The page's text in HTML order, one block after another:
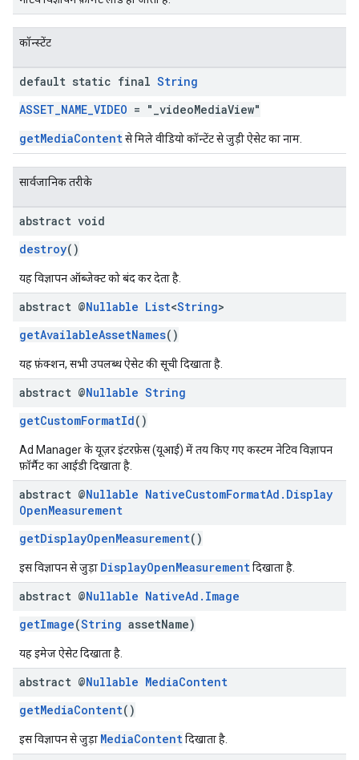
कॉन्स्टेंट
default static final String
ASSET_NAME_VIDEO = "_videoMediaView"
getMediaContentसे मिले वीडियो कॉन्टेंट से जुड़ी ऐसेट का नाम.
सार्वजानिक तरीके
abstract void
destroy()
यह विज्ञापन ऑब्जेक्ट को बंद कर देता है.
abstract @Nullable List<String>
getAvailableAssetNames()
यह फ़ंक्शन, सभी उपलब्ध ऐसेट की सूची दिखाता है.
abstract @Nullable String
getCustomFormatId()
Ad Manager के यूज़र इंटरफ़ेस (यूआई) में तय किए गए कस्टम नेटिव विज्ञापन
फ़ॉर्मैट का आईडी दिखाता है.
abstract @Nullable NativeCustomFormatAd . Display
OpenMeasurement
getDisplayOpenMeasurement()
इस विज्ञापन से जुड़ा DisplayOpenMeasurementदिखाता है.
abstract @Nullable NativeAd . Image
getImage(String assetName)
यह इमेज ऐसेट दिखाता है.
abstract @Nullable MediaContent
getMediaContent()
इस विज्ञापन से जुड़ा MediaContentदिखाता है.